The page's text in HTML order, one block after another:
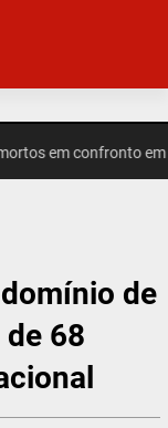
em confronto em
de
68